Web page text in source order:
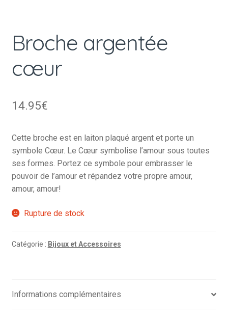
Broche argentée
cœur
14.95€
Cette broche est en laiton plaqué argent et porte un
symbole Cœur. Le Cœur symbolise l’amour sous toutes
ses formes. Portez ce symbole pour embrasser le
pouvoir de l’amour et répandez votre propre amour,
amour, amour!
Rupture de stock
Catégorie : Bijoux et Accessoires
Informations complémentaires